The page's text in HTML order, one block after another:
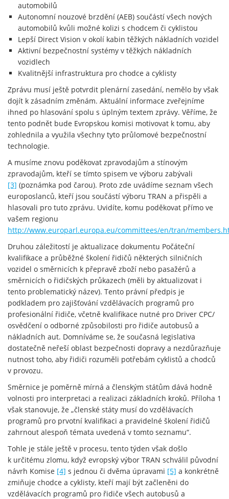
automobilů
Autonomní nouzové brzdění (AEB) součástí všech nových
automobilů kvůli možné kolizi s chodcem či cyklistou
Lepší Direct Vision v okolí kabin těžkých nákladních vozidel
Aktivní bezpečnostní systémy v těžkých nákladních
vozidlech
Kvalitnější infrastruktura pro chodce a cyklisty
Zprávu musí ještě potvrdit plenární zasedání, nemělo by však
dojít k zásadním změnám. Aktuální informace zveřejníme
ihned po hlasování spolu s úplným textem zprávy. Věříme, že
tento podnět bude Evropskou komisi motivovat k tomu, aby
zohlednila a využila všechny tyto průlomové bezpečnostní
technologie.
A musíme znovu poděkovat zpravodajům a stínovým
zpravodajům, kteří se tímto spisem ve výboru zabývali
[3] (poznámka pod čarou). Proto zde uvádíme seznam všech
europoslanců, kteří jsou součástí výboru TRAN a přispěli a
hlasovali pro tuto zprávu. Uvidíte, komu poděkovat přímo ve
vašem regionu
http://www.europarl.europa.eu/committees/en/tran/
Druhou záležitostí je aktualizace dokumentu Počáteční
kvalifikace a průběžné školení řidičů některých silničních
vozidel o směrnicích k přepravě zboží nebo pasažérů a
směrnicích o řidičských průkazech (měli by aktualizovat i
tento problematický název). Tento právní předpis je
podkladem pro zajišťování vzdělávacích programů pro
profesionální řidiče, včetně kvalifikace nutné pro Driver CPC/
osvědčení o odborné způsobilosti pro řidiče autobusů a
nákladních aut. Domníváme se, že současná legislativa
dostatečně neřeší oblast bezpečnosti dopravy a nezdůrazňuje
nutnost toho, aby řidiči rozuměli potřebám cyklistů a chodců
v provozu.
Směrnice je poměrně mírná a členským státům dává hodně
volnosti pro interpretaci a realizaci základních kroků. Příloha 1
však stanovuje, že „členské státy musí do vzdělávacích
programů pro prvotní kvalifikaci a pravidelné školení řidičů
zahrnout alespoň témata uvedená v tomto seznamu“.
Tohle je stále ještě v procesu, tento týden však došlo
k určitému zlomu, když evropský výbor TRAN schválil původní
návrh Komise [4] s jednou či dvěma úpravami [5] a konkrétně
zmiňuje chodce a cyklisty, kteří mají být začleněni do
vzdělávacích programů pro řidiče všech autobusů a